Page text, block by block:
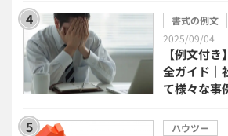
タイアップ
ニューノーマル時代における企業のあり
書式の例文
2025/09/04
【例文付
全ガイド｜
て様々な事
ハウツー